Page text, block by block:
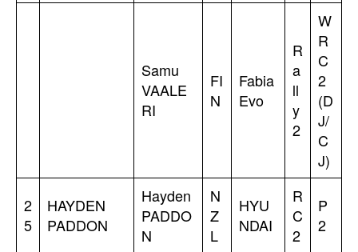
Samu
VAALE
RI
FI
N
Fabia
Evo
R
a
ll
y
2
W
R
C
2
(D
J/
C
J)
2
5
HAYDEN
PADDON
Hayden
PADDO
N
N
Z
L
HYU
NDAI
R
C
2
P
2